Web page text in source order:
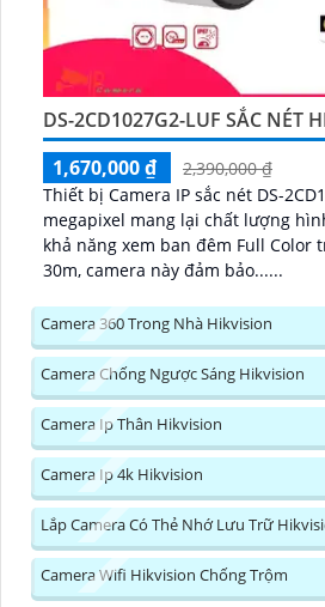
DS-2CD1027G2-LUF SẮC NÉT
1,670,000 ₫
2,390,000 ₫
Thiết bị Camera IP sắc nét DS-
megapixel mang lại chất lượng hình
khả năng xem ban đêm Full Color
30m, camera này đảm bảo......
Camera 360 Trong Nhà Hikvision
Camera Chống Ngược Sáng Hikvision
Camera Ip Thân Hikvision
Camera Ip 4k Hikvision
Lắp Camera Có Thẻ Nhớ Lưu Trữ
Camera Wifi Hikvision Chống Trộm